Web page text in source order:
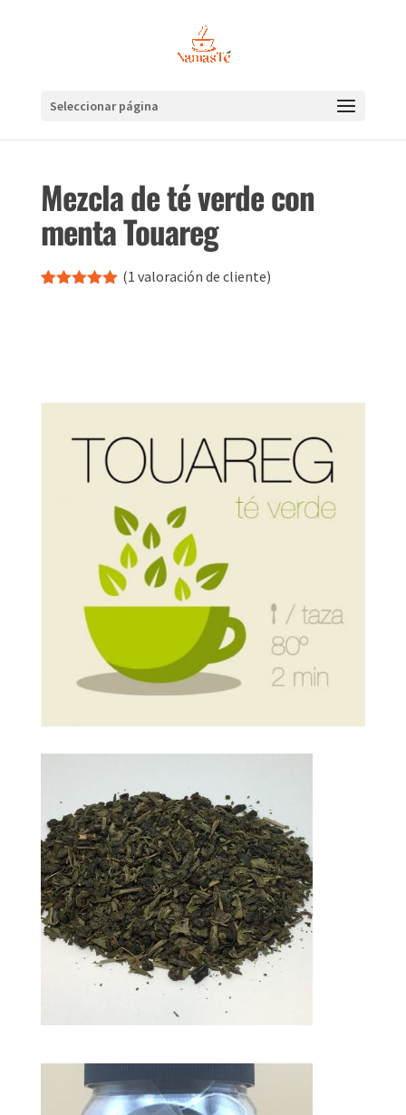
Seleccionar página
Mezcla de té verde con
menta Touareg
(1 valoración de cliente)